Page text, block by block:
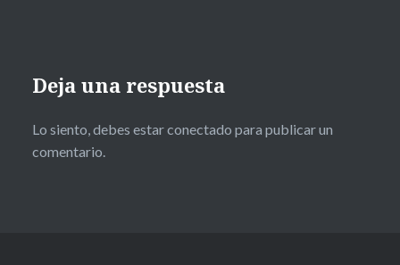
Deja una respuesta
Lo siento, debes estarconectado para publicar un
comentario.